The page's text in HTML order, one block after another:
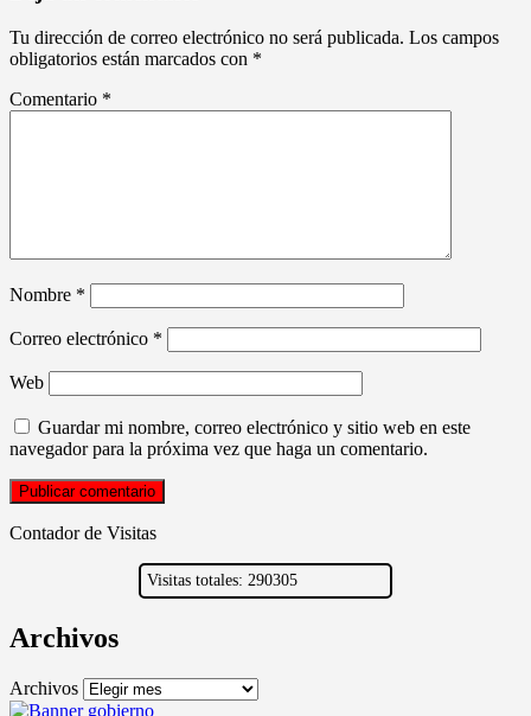
Tu dirección de correo electrónico no será publicada. Los campos
obligatorios están marcados con *
Comentario *
Nombre *
Correo electrónico *
Web
Guardar mi nombre, correo electrónico y sitio web en este
navegador para la próxima vez que haga un comentario.
Contador de Visitas
Visitas totales: 290305
Archivos
Archivos